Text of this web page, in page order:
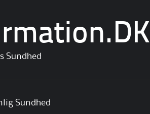
Sundhed
Sundhed